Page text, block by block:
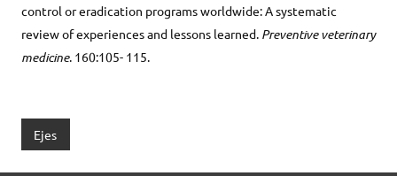
control or eradication programs worldwide: A systematic
review of experiences and lessons learned. Preventive veterinary
medicine. 160:105- 115.
Ejes